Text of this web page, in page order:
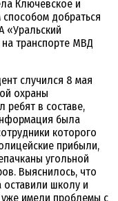
Ключевское и
добраться
«Уральский
транспорте МВД
случился 8 мая
охраны
ребят в составе,
была
которого
прибыли,
угольной
Выяснилось, что
оставили школу и
уже имели проблемы с